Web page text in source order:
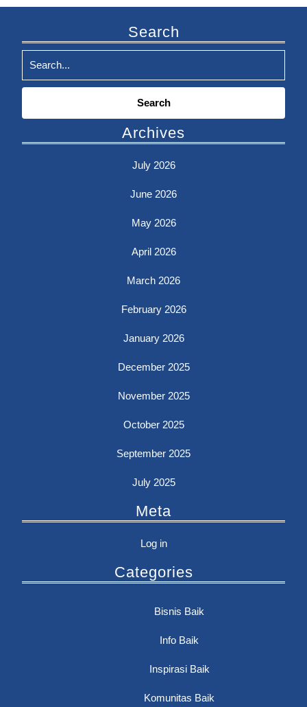
Search
Search
Archives
July 2026
June 2026
May 2026
April 2026
March 2026
February 2026
January 2026
December 2025
November 2025
October 2025
September 2025
July 2025
Meta
Log in
Categories
Bisnis Baik
Info Baik
Inspirasi Baik
Komunitas Baik